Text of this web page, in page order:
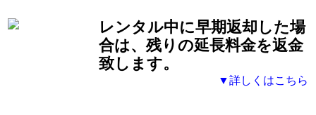
レンタル中に早期返却した場
合は、残りの延長料金を返金
致します。
▼詳しくはこちら